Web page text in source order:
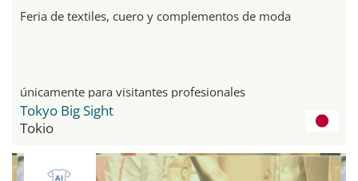
Feria de textiles, cuero y complementos de moda
únicamente para visitantes profesionales
Tokyo Big Sight
Tokio